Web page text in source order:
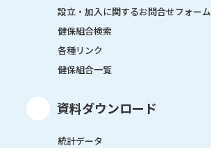
設立・加入に関するお問合せフォーム
健保組合検索
各種リンク
健保組合一覧
資料ダウンロード
統計データ